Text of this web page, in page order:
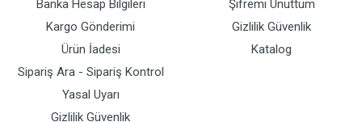
Banka Hesap Bilgileri
Kargo Gönderimi
Ürün İadesi
Sipariş Ara - Sipariş Kontrol
Yasal Uyarı
Gizlilik Güvenlik
Şifremi Unuttum
Gizlilik Güvenlik
Katalog